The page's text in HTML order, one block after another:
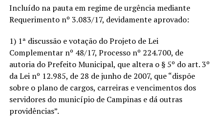
Incluído na pauta em regime de urgência mediante
Requerimento nº 3.083/17, devidamente aprovado:
1) 1ª discussão e votação do Projeto de Lei
Complementar nº 48/17, Processo nº 224.700, de
autoria do Prefeito Municipal, que altera o § 5º do art. 3º
da Lei nº 12.985, de 28 de junho de 2007, que “dispõe
sobre o plano de cargos, carreiras e vencimentos dos
servidores do município de Campinas e dá outras
providências”.